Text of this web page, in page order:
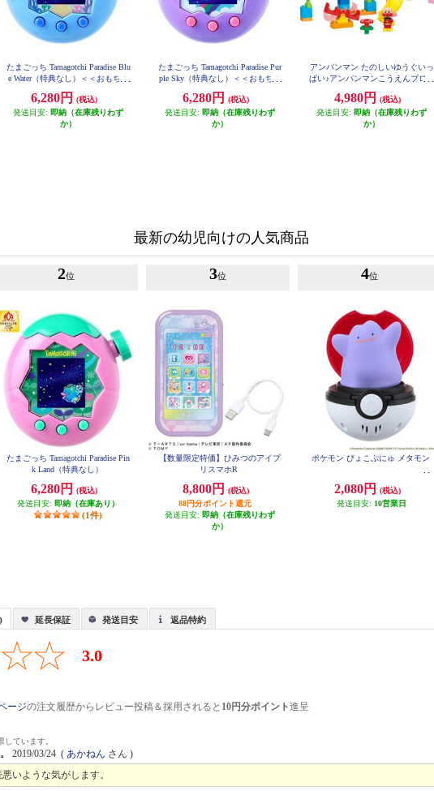
たまごっち Tamagotchi Paradise Blu
e Water（特典なし）＜＜おもちゃ
6,280円
(税込)
発送目安: 即納（在庫残りわず
か）
たまごっち Tamagotchi Paradise Pur
ple Sky（特典なし）＜＜おもちゃ
6,280円
(税込)
発送目安: 即納（在庫残りわず
か）
アンパンマン たのしいゆうぐいっ
ぱい♪アンパンマンこうえんブロッ
4,980円
(税込)
発送目安: 即納（在庫残りわず
か）
最新の幼児向けの人気商品
2位
たまごっち Tamagotchi Paradise Pin
k Land（特典なし）
6,280円
(税込)
発送目安: 即納（在庫あり）
(1件)
3位
【数量限定特価】ひみつのアイプ
リスマホR
8,800円
(税込)
88円分ポイント還元
発送目安: 即納（在庫残りわず
か）
4位
ポケモン ぴょこぷにゅ メタモン
2,080円
(税込)
発送目安: 10営業日
延長保証 発送目安 返品特約
3.0
ージの注文履歴からレビュー投稿＆採用されると 10円分ポイント進呈
ています。
2019/03/24 (あかねん さん )
いような気がします。